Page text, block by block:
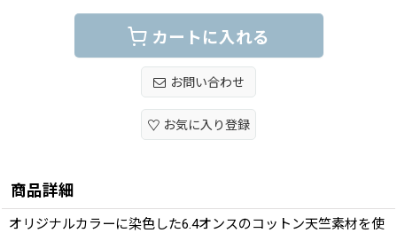
カートに入れる
お問い合わせ
お気に入り登録
商品詳細
オリジナルカラーに染色した6.4オンスのコットン天竺素材を使